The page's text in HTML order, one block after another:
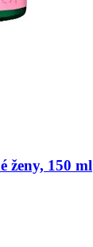
ženy, 150 ml